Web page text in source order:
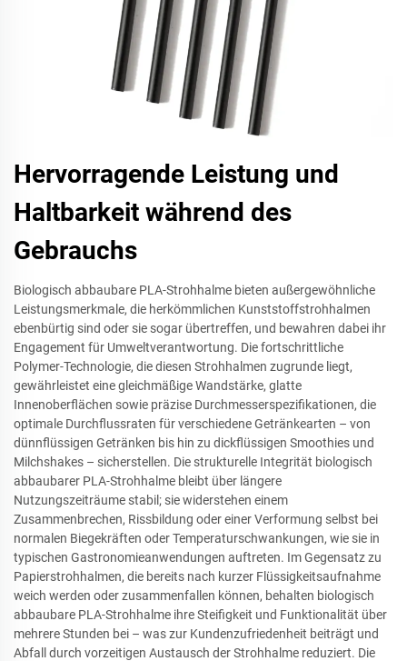
Hervorragende Leistung und
Haltbarkeit während des
Gebrauchs
Biologisch abbaubare PLA-Strohhalme bieten außergewöhnliche
Leistungsmerkmale, die herkömmlichen Kunststoffstrohhalmen
ebenbürtig sind oder sie sogar übertreffen, und bewahren dabei ihr
Engagement für Umweltverantwortung. Die fortschrittliche
Polymer-Technologie, die diesen Strohhalmen zugrunde liegt,
gewährleistet eine gleichmäßige Wandstärke, glatte
Innenoberflächen sowie präzise Durchmesserspezifikationen, die
optimale Durchflussraten für verschiedene Getränkearten – von
dünnflüssigen Getränken bis hin zu dickflüssigen Smoothies und
Milchshakes – sicherstellen. Die strukturelle Integrität biologisch
abbaubarer PLA-Strohhalme bleibt über längere
Nutzungszeiträume stabil; sie widerstehen einem
Zusammenbrechen, Rissbildung oder einer Verformung selbst bei
normalen Biegekräften oder Temperaturschwankungen, wie sie in
typischen Gastronomieanwendungen auftreten. Im Gegensatz zu
Papierstrohhalmen, die bereits nach kurzer Flüssigkeitsaufnahme
weich werden oder zusammenfallen können, behalten biologisch
abbaubare PLA-Strohhalme ihre Steifigkeit und Funktionalität über
mehrere Stunden bei – was zur Kundenzufriedenheit beiträgt und
Abfall durch vorzeitigen Austausch der Strohhalme reduziert. Die